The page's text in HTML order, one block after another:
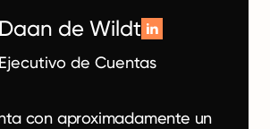
Daan de Wildt
Ejecutivo de Cuentas
con aproximadamente un